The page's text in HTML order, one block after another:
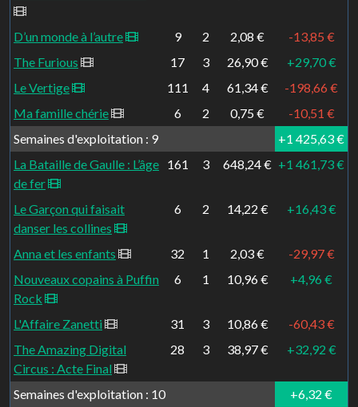
D’un monde à l’autre 9 2 2,08 €
-13,85 €
The Furious
17 3 26,90 €
+29,70 €
Le Vertige
111 4 61,34 €
-198,66 €
Ma famille chérie
6 2 0,75 €
-10,51 €
Semaines d'exploitation : 9
+1 425,63 €
La Bataille de Gaulle : L’âge
de fer
161 3 648,24 € +1 461,73 €
Le Garçon qui faisait
danser les collines
6 2 14,22 € +16,43 €
Anna et les enfants 32 1 2,03 €
-29,97 €
Nouveaux copains à Puffin
Rock
6 1 10,96 € +4,96 €
L'Affaire Zanetti 31 3 10,86 €
-60,43 €
The Amazing Digital
Circus : Acte Final
28 3 38,97 € +32,92 €
Semaines d'exploitation : 10
+6,32 €